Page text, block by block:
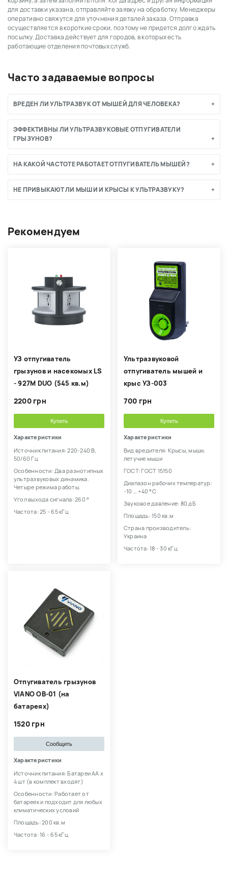
для доставки указана, отправляйте заявку на обработку. Менеджеры
оперативно свяжутся для уточнения деталей заказа. Отправка
осуществляется в короткие сроки, поэтому не придется долго ждать
посылку. Доставка действует для городов, в которых есть
работающие отделения почтовых служб.
Часто задаваемые вопросы
ВРЕДЕН ЛИ УЛЬТРАЗВУК ОТ МЫШЕЙ ДЛЯ ЧЕЛОВЕКА?
ЭФФЕКТИВНЫ ЛИ УЛЬТРАЗВУКОВЫЕ ОТПУГИВАТЕЛИ
ГРЫЗУНОВ?
НА КАКОЙ ЧАСТОТЕ РАБОТАЕТ ОТПУГИВАТЕЛЬ МЫШЕЙ?
НЕ ПРИВЫКАЮТ ЛИ МЫШИ И КРЫСЫ К УЛЬТРАЗВУКУ?
Рекомендуем
УЗ отпугиватель
грызунов и насекомых LS
- 927M DUO (545 кв.м)
2200 грн
Купить
Характеристики
Источник питания: 220-240 В,
50/60 Гц
Особенности: Два разнотипных
ультразвуковых динамика.
Четыре режима работы.
Угол выхода сигнала: 260 °
Частота: 25 - 65 кГц
Ультразвуковой
отпугиватель мышей и
крыс УЗ-003
700 грн
Купить
Характеристики
Вид вредителя: Крысы, мыши,
летучие мыши
ГОСТ: ГОСТ 15150
Диапазон рабочих температур:
-10 … +40 °С
Звуковое давление: 80 дБ
Площадь: 150 кв.м
Страна производитель:
Украина
Частота: 18 - 30 кГц
Отпугиватель грызунов
VIANO OB-01 (на
батареях)
1520 грн
Сообщить
Характеристики
Источник питания: Батареи АА х
4 шт (в комплект входят)
Особенности: Работает от
батареек и подходит для любых
климатических условий
Площадь: 200 кв.м
Частота: 16 - 65 кГц